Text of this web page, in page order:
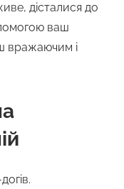
дісталися до
ваш
вражаючим і